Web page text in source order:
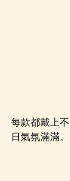
每款都戴上
日氣氛滿滿。